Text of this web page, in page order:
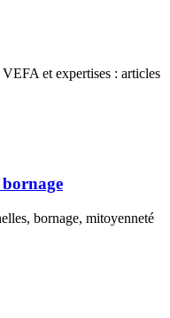
et expertises : articles
bornage, mitoyenneté